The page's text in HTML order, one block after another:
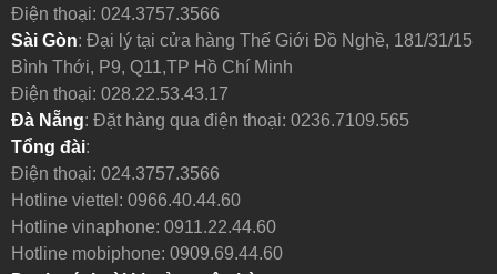
Điện thoại: 024.3757.3566
Sài Gòn: Đại lý tại cửa hàng Thế Giới Đồ Nghề, 181/31/15
Bình Thới, P9, Q11,TP Hồ Chí Minh
Điện thoại: 028.22.53.43.17
Đà Nẵng: Đặt hàng qua điện thoại: 0236.7109.565
Tổng đài:
Điện thoại: 024.3757.3566
Hotline viettel: 0966.40.44.60
Hotline vinaphone: 0911.22.44.60
Hotline mobiphone: 0909.69.44.60